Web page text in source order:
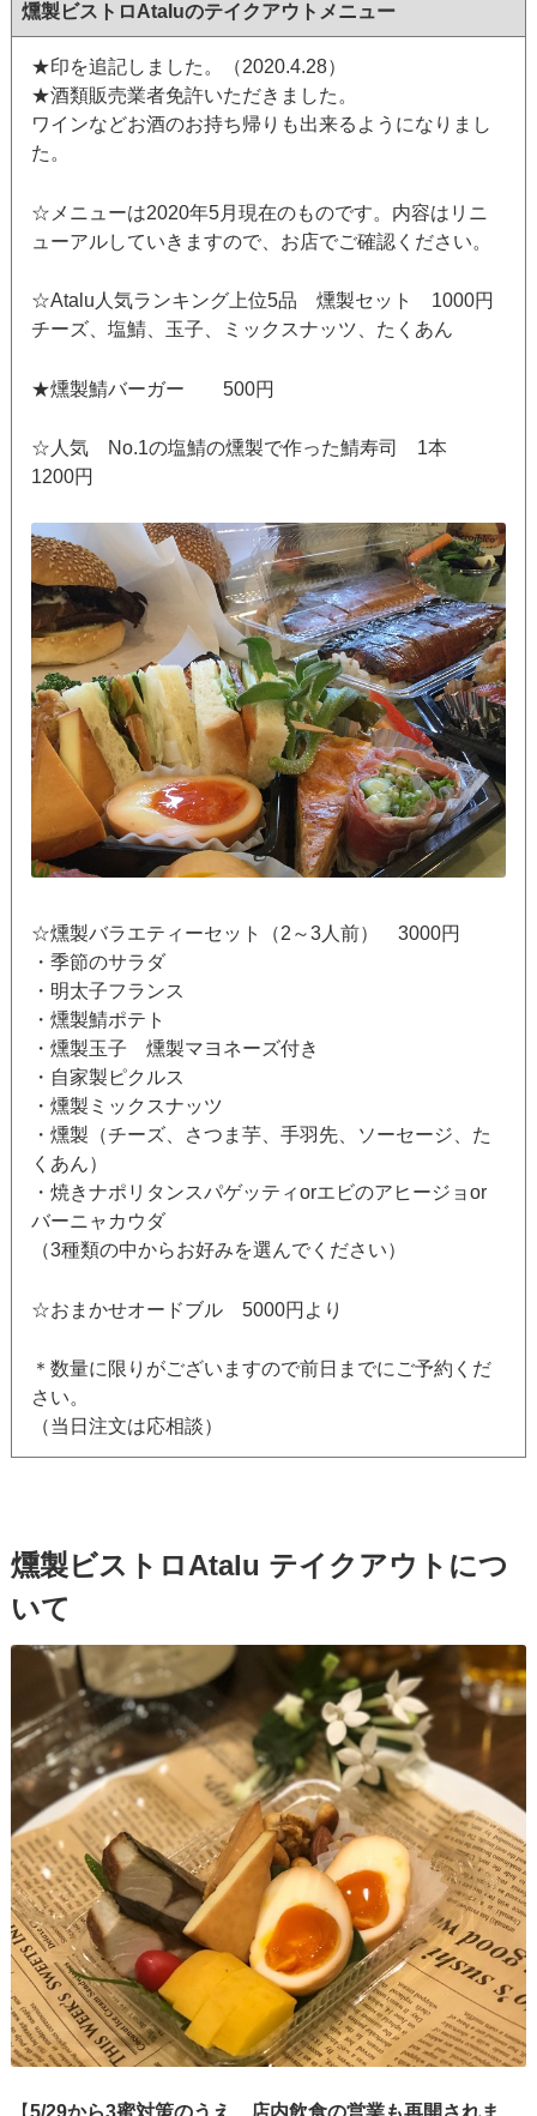
燻製ビストロAtaluのテイクアウトメニュー
★印を追記しました。（2020.4.28）
★酒類販売業者免許いただきました。
ワインなどお酒のお持ち帰りも出来るようになりまし
た。
☆メニューは2020年5月現在のものです。内容はリニ
ューアルしていきますので、お店でご確認ください。
☆Atalu人気ランキング上位5品 燻製セット 1000円
チーズ、塩鯖、玉子、ミックスナッツ、たくあん
★燻製鯖バーガー 500円
☆人気 No.1の塩鯖の燻製で作った鯖寿司 1本
1200円
☆燻製バラエティーセット（2～3人前） 3000円
・季節のサラダ
・明太子フランス
・燻製鯖ポテト
・燻製玉子 燻製マヨネーズ付き
・自家製ピクルス
・燻製ミックスナッツ
・燻製（チーズ、さつま芋、手羽先、ソーセージ、た
くあん）
・焼きナポリタンスパゲッティorエビのアヒージョor
バーニャカウダ
（3種類の中からお好みを選んでください）
☆おまかせオードブル 5000円より
＊数量に限りがございますので前日までにご予約くだ
さい。
（当日注文は応相談）
燻製ビストロAtalu テイクアウトにつ
いて
【5/29から3蜜対策のうえ、店内飲食の営業も再開されま